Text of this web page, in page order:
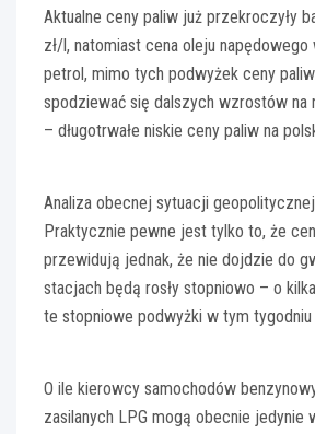
Aktualne ceny paliw już przekroczyły
zł/l, natomiast cena oleju
petrol, mimo tych podwyżek ceny
spodziewać się dalszych wzrostów na
– długotrwałe niskie ceny paliw na
Analiza obecnej sytuacji
Praktycznie pewne jest tylko to, że
przewidują jednak, że nie dojdzie do
stacjach będą rosły stopniowo – o
te stopniowe podwyżki w tym
O ile kierowcy samochodów
zasilanych LPG mogą obecnie